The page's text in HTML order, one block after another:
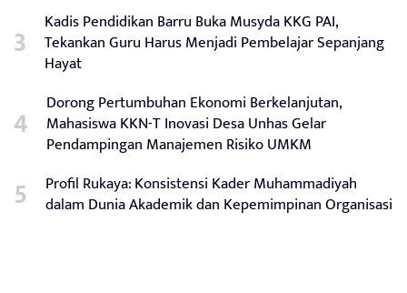
Kadis Pendidikan Barru Buka Musyda KKG PAI,
Tekankan Guru Harus Menjadi Pembelajar Sepanjang
Hayat
Dorong Pertumbuhan Ekonomi Berkelanjutan,
Mahasiswa KKN-T Inovasi Desa Unhas Gelar
Pendampingan Manajemen Risiko UMKM
Profil Rukaya: Konsistensi Kader Muhammadiyah
dalam Dunia Akademik dan Kepemimpinan Organisasi